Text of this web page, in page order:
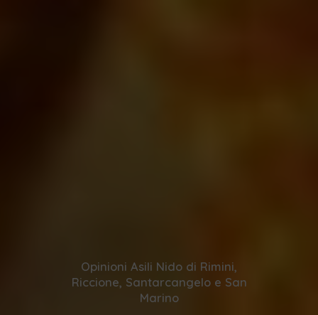
Opinioni Asili Nido di Rimini,
Riccione, Santarcangelo e San
Marino